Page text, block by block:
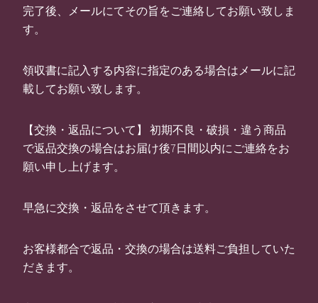
完了後、メールにてその旨をご連絡してお願い致しま
す。
領収書に記入する内容に指定のある場合はメールに記
載してお願い致します。
【交換・返品について】 初期不良・破損・違う商品
で返品交換の場合はお届け後7日間以内にご連絡をお
願い申し上げます。
早急に交換・返品をさせて頂きます。
お客様都合で返品・交換の場合は送料ご負担していた
だきます。